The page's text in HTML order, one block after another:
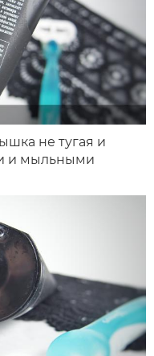
не тугая и
и мыльными